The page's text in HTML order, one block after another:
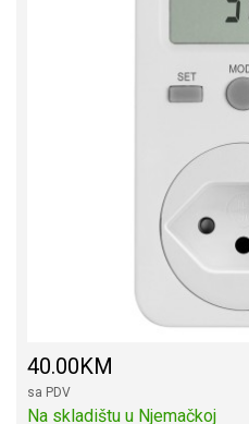
40.00KM
sa PDV
Na skladištu u Njemačkoj